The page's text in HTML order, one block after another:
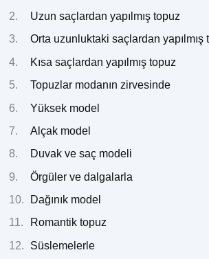
Uzun saçlardan yapılmış topuz
Orta uzunluktaki saçlardan yapılmış
Kısa saçlardan yapılmış topuz
Topuzlar modanın zirvesinde
Yüksek model
Alçak model
Duvak ve saç modeli
Örgüler ve dalgalarla
Dağınık model
Romantik topuz
Süslemelerle